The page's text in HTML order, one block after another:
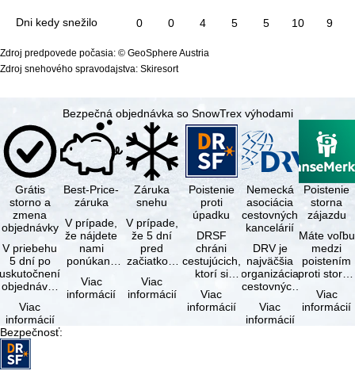
Dni kedy snežilo 0 0 4 5 5 10 9
Zdroj predpovede počasia: © GeoSphere Austria
Zdroj snehového spravodajstva: Skiresort
Bezpečná objednávka so SnowTrex výhodami
Grátis
storno a
zmena
objednávky
V priebehu
5 dní po
uskutočnení
objednávky
tejto
objednávky
bezplatne
…
Viac
informácií
Best-Price-
záruka
V prípade,
že nájdete
nami
ponúkaný
rovnakými
službami
Viac
informácií
Záruka
snehu
V prípade,
že 5 dní
pred
začiatkom
(deň
príjazdu)
Viac
informácií
Poistenie
proti
úpadku
DRSF
chráni
cestujúcich,
ktorí si
zájazd
alebo
Viac
informácií
Nemecká
asociácia
cestovných
kancelárií
DRV je
najväčšia
organizácia
cestovných
organizátorov
zájazdov v …
Viac
informácií
Poistenie
storna
zájazdu
Máte voľbu
medzi
poistením
proti stornu
cestovným
Viac
informácií
Bezpečnosť: